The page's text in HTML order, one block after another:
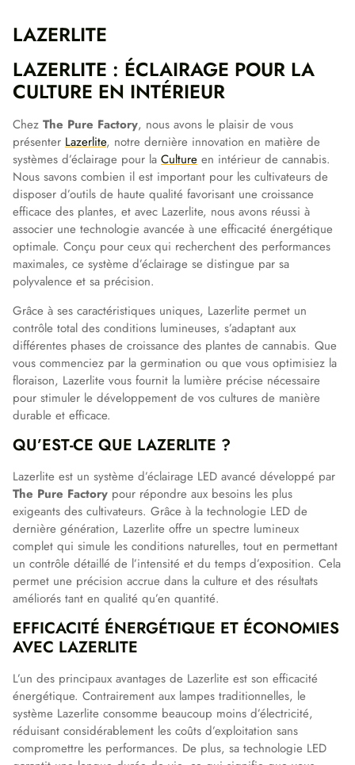
LAZERLITE
LAZERLITE : ÉCLAIRAGE POUR LA
CULTURE EN INTÉRIEUR
Chez The Pure Factory, nous avons le plaisir de vous
présenter Lazerlite, notre dernière innovation en matière de
systèmes d’éclairage pour la Culture en intérieur de cannabis.
Nous savons combien il est important pour les cultivateurs de
disposer d’outils de haute qualité favorisant une croissance
efficace des plantes, et avec Lazerlite, nous avons réussi à
associer une technologie avancée à une efficacité énergétique
optimale. Conçu pour ceux qui recherchent des performances
maximales, ce système d’éclairage se distingue par sa
polyvalence et sa précision.
Grâce à ses caractéristiques uniques, Lazerlite permet un
contrôle total des conditions lumineuses, s’adaptant aux
différentes phases de croissance des plantes de cannabis. Que
vous commenciez par la germination ou que vous optimisiez la
floraison, Lazerlite vous fournit la lumière précise nécessaire
pour stimuler le développement de vos cultures de manière
durable et efficace.
QU’EST-CE QUE LAZERLITE ?
Lazerlite est un système d’éclairage LED avancé développé par
The Pure Factory pour répondre aux besoins les plus
exigeants des cultivateurs. Grâce à la technologie LED de
dernière génération, Lazerlite offre un spectre lumineux
complet qui simule les conditions naturelles, tout en permettant
un contrôle détaillé de l’intensité et du temps d’exposition. Cela
permet une précision accrue dans la culture et des résultats
améliorés tant en qualité qu’en quantité.
EFFICACITÉ ÉNERGÉTIQUE ET ÉCONOMIES
AVEC LAZERLITE
L’un des principaux avantages de Lazerlite est son efficacité
énergétique. Contrairement aux lampes traditionnelles, le
système Lazerlite consomme beaucoup moins d’électricité,
réduisant considérablement les coûts d’exploitation sans
compromettre les performances. De plus, sa technologie LED